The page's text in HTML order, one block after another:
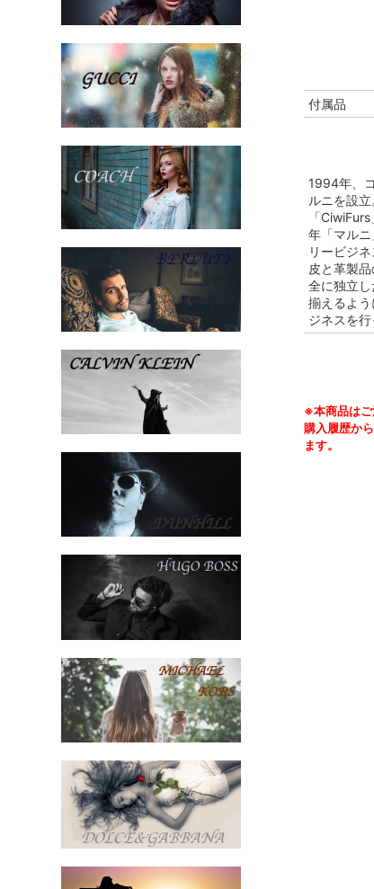
付属品
1994年、
ルニを設
「
年「マル
リービジ
皮と革製
全に独立
揃えるよ
ジネスを行
※本商品はご
購入履歴か
ます。